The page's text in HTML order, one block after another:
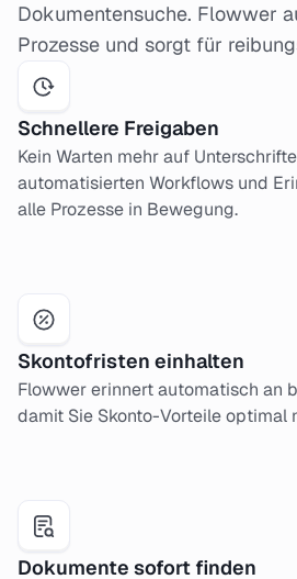
Dokumentensuche. Flowwer
Prozesse und sorgt für
Schnellere Freigaben
Kein Warten mehr auf
automatisierten Workflows und
alle Prozesse in Bewegung.
Skontofristen einhalten
Flowwer erinnert automatisch an
damit Sie Skonto-Vorteile optimal
Dokumente sofort finden